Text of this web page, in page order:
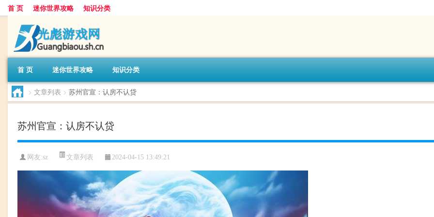
首 页 迷你世界攻略 知识分类
首 页 迷你世界攻略 知识分类
> 文章列表 > 苏州官宣：认房不认贷
苏州官宣：认房不认贷
网友:sz 文章列表 2024-04-15 13:49:21